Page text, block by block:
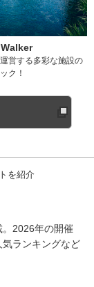
営する多彩な施設の
ク！
を紹介
2026年の開催
ランキングなど